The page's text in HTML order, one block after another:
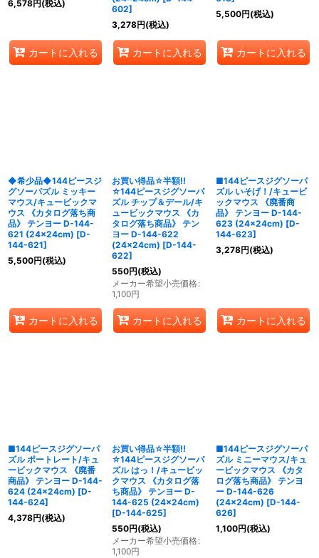
6,578円 (税込)
カートに入れる
602]
3,278円(税込)
カートに入れる
5,500円(税込)
カートに入れる
◆希少品◆144ピースジ
グソーパズル ミッキー
マウス/キュービックマ
ウス 《カタログ落ち商
品》 テンヨー D-144-
621 (24×24cm) [D-
144-621]
5,500円(税込)
カートに入れる
お買い得品☆半額!!
☆144ピースジグソーパ
ズル チップ＆デール/キ
ュービックマウス 《カ
タログ落ち商品》 テン
ヨー D-144-622
(24×24cm) [D-144-
622]
550円(税込)
メーカー希望小売価格:
1,100円
カートに入れる
■144ピースジグソーパ
ズル いそげ！/キュービ
ックマウス 《廃番商
品》 テンヨー D-144-
623 (24×24cm) [D-
144-623]
3,278円(税込)
カートに入れる
■144ピースジグソーパ
ズル ポートレート/キュ
ービックマウス 《廃番
商品》 テンヨー D-144-
624 (24×24cm) [D-
144-624]
4,378円(税込)
お買い得品☆半額!!
☆144ピースジグソーパ
ズル はっ！/キュービッ
クマウス 《カタログ落
ち商品》 テンヨー D-
144-625 (24×24cm)
[D-144-625]
550円(税込)
メーカー希望小売価格:
1,100円
■144ピースジグソーパ
ズル ミニーマウス/キュ
ービックマウス 《カタ
ログ落ち商品》 テンヨ
ー D-144-626
(24×24cm) [D-144-
626]
1,100円(税込)